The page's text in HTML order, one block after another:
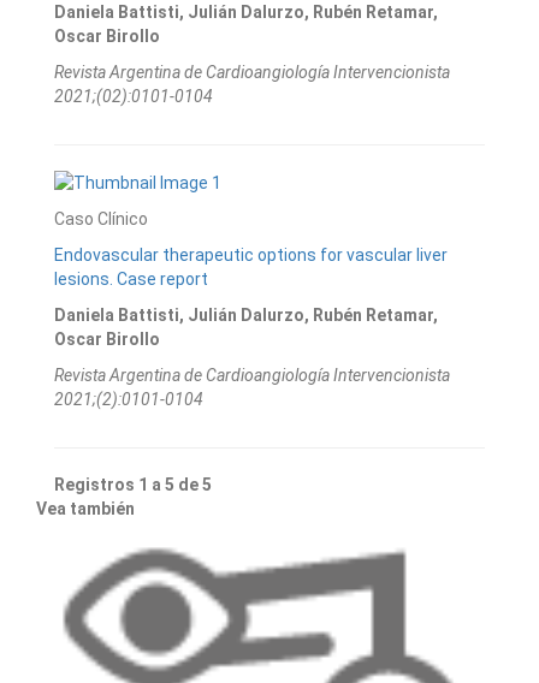
Daniela Battisti, Julián Dalurzo, Rubén Retamar,
Oscar Birollo
Revista Argentina de Cardioangiologí­a Intervencionista
2021;(02):0101-0104
Caso Clínico
Endovascular therapeutic options for vascular liver
lesions. Case report
Daniela Battisti, Julián Dalurzo, Rubén Retamar,
Oscar Birollo
Revista Argentina de Cardioangiologí­a Intervencionista
2021;(2):0101-0104
Registros 1 a 5 de 5
Vea también